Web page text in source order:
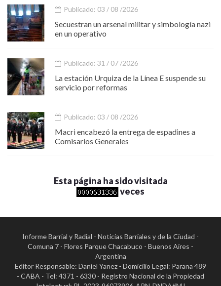
Publicado: 03 / 08 /2026
Secuestran un arsenal militar y simbología nazi
en un operativo
Publicado: 31 / 07 /2026
La estación Urquiza de la Línea E suspende su
servicio por reformas
Publicado: 03 / 08 /2026
Macri encabezó la entrega de espadines a
Comisarios Generales
Esta página ha sido visitada
veces
Informe Barrial y Radial - Noticias Barriales y de la Ciudad -
Comuna 7 - Flores Parque Chacabuco - Buenos Aires -
Argentina
Editor Responsable: Daniel Yanez - Domicilio Legal: Parana 489
- CABA - Tel: 4371 - 6330 - Registro Nacional de la Propiedad